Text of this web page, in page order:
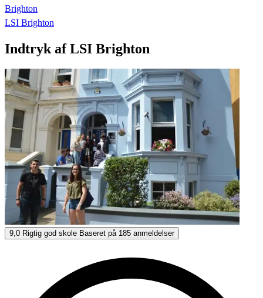
Brighton
LSI Brighton
Indtryk af LSI Brighton
LSI Brighton
9,0 Rigtig god Baseret på 185 anmeldelser
Få personlig rådgivning
9,0 Rigtig god skole Baseret på 185 anmeldelser